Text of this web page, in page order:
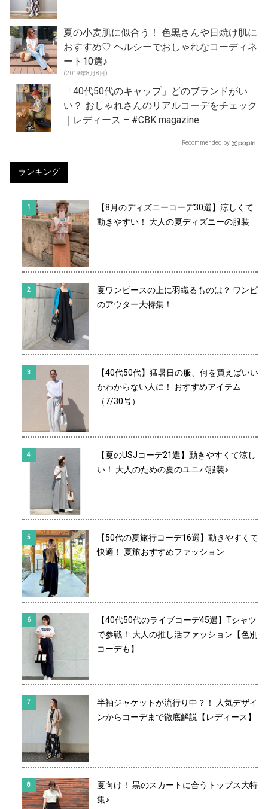
夏の小麦肌に似合う！ 色黒さんや日焼け肌に
おすすめ♡ ヘルシーでおしゃれなコーディネ
ート10選♪
(2019年8月8日)
「40代50代のキャップ」どのブランドがい
い？ おしゃれさんのリアルコーデをチェック
｜レディース – #CBK magazine
Recommended by
ランキング
【8月のディズニーコーデ30選】涼しくて
動きやすい！ 大人の夏ディズニーの服装
夏ワンピースの上に羽織るものは？ ワンピ
のアウター大特集！
【40代50代】猛暑日の服、何を買えばいい
かわからない人に！ おすすめアイテム
（7/30号）
【夏のUSJコーデ21選】動きやすくて涼し
い！ 大人のための夏のユニバ服装♪
【50代の夏旅行コーデ16選】動きやすくて
快適！ 夏旅おすすめファッション
【40代50代のライブコーデ45選】Tシャツ
で参戦！ 大人の推し活ファッション【色別
コーデも】
半袖ジャケットが流行り中？！ 人気デザイ
ンからコーデまで徹底解説【レディース】
夏向け！ 黒のスカートに合うトップス大特
集♪